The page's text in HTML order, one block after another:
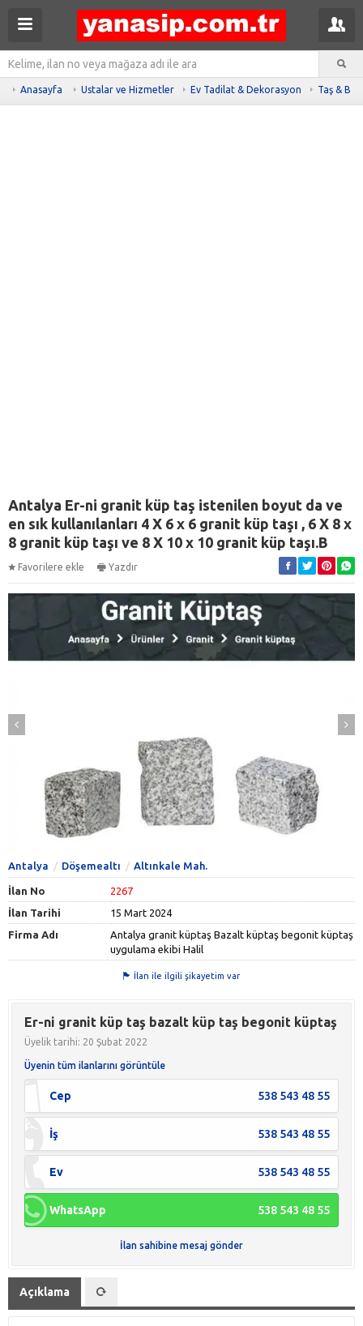
Anasayfa Ustalar ve Hizmetler Ev Tadilat & Dekorasyon Taş &
Antalya Er-ni granit küp taş istenilen boyut da ve
en sık kullanılanları 4 X 6 x 6 granit küp taşı , 6 X 8 x
8 granit küp taşı ve 8 X 10 x 10 granit küp taşı.B
Favorilere ekle Yazdır
Antalya Döşemealtı Altınkale Mah.
İlan No
2267
İlan Tarihi
15 Mart 2024
Firma Adı
Antalya granit küptaş Bazalt küptaş begonit küptaş
uygulama ekibi Halil
İlan ile ilgili şikayetim var
Er-ni granit küp taş bazalt küp taş begonit küptaş
Üyelik tarihi: 20 Şubat 2022
Üyenin tüm ilanlarını görüntüle
Cep 538 543 48 55
İş 538 543 48 55
Ev 538 543 48 55
WhatsApp 538 543 48 55
İlan sahibine mesaj gönder
Açıklama